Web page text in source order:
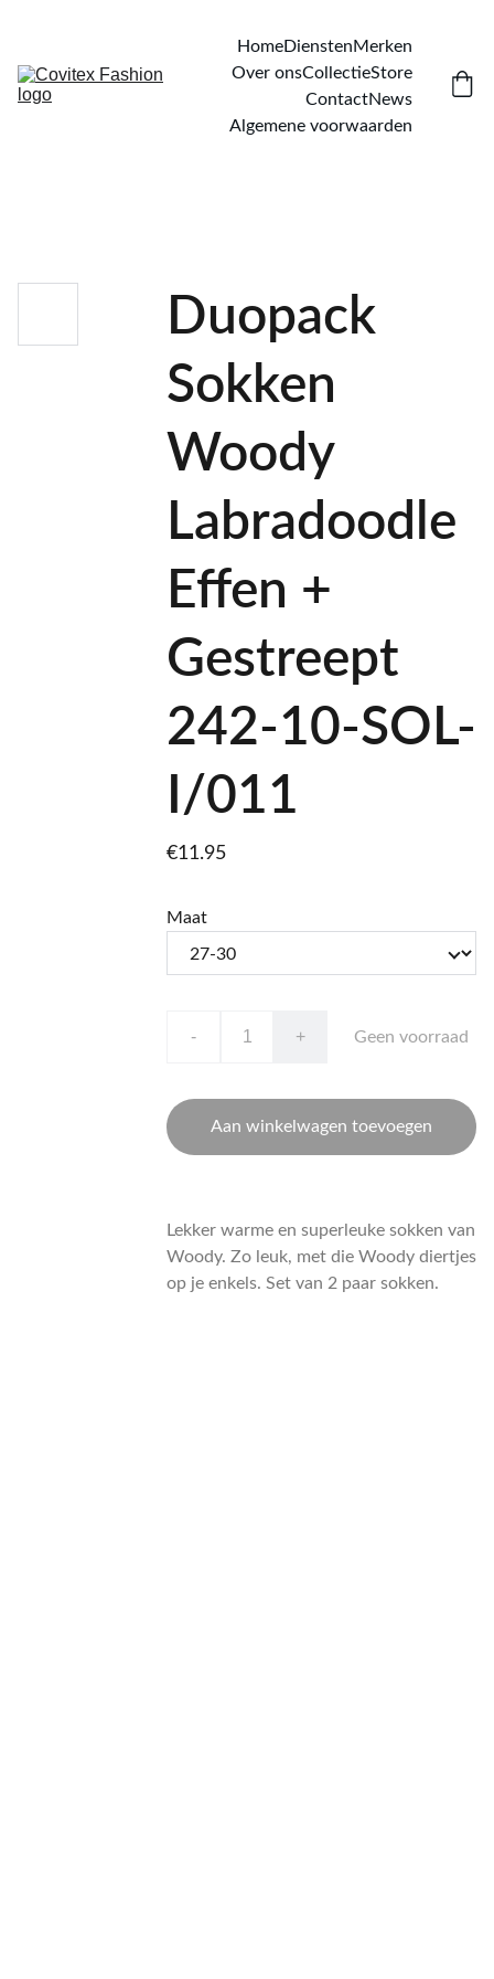
HomeDienstenMerken
Over onsCollectieStore
ContactNews
Algemene voorwaarden
Duopack
Sokken
Woody
Labradoodle
Effen +
Gestreept
242-10-SOL-
I/011
€11.95
Maat
- + Geen voorraad
Aan winkelwagen toevoegen
Lekker warme en superleuke sokken van
Woody. Zo leuk, met die Woody diertjes
op je enkels. Set van 2 paar sokken.